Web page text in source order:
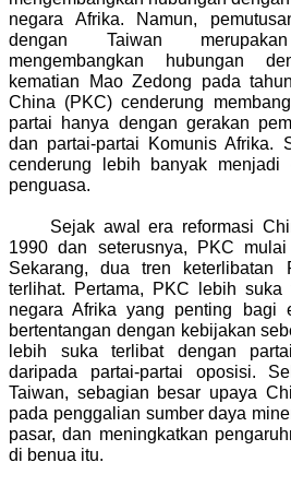
negara Afrika. Namun,
dengan Taiwan
mengembangkan hubungan
kematian Mao Zedong pada
China (PKC) cenderung
partai hanya dengan gerakan
dan partai-partai Komunis Afrika.
cenderung lebih banyak menjadi
penguasa.
Sejak awal era reformasi
1990 dan seterusnya, PKC mulai
Sekarang, dua tren keterlibatan
terlihat. Pertama, PKC lebih suka
negara Afrika yang penting bagi
bertentangan dengan kebijakan
lebih suka terlibat dengan
daripada partai-partai oposisi.
Taiwan, sebagian besar upaya
pada penggalian sumber daya
pasar, dan meningkatkan
di benua itu.